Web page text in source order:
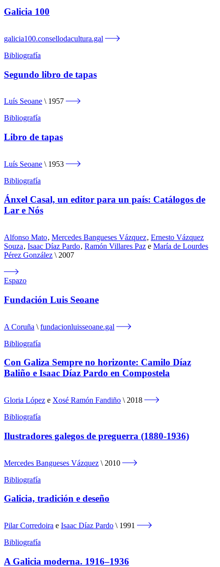
Galicia 100
galicia100.consellodacultura.gal
Bibliografía
Segundo libro de tapas
Luís Seoane
1957
Bibliografía
Libro de tapas
Luís Seoane
1953
Bibliografía
Ánxel Casal, un editor para un país: Catálogos de
Lar e Nós
Alfonso Mato, Mercedes Bangueses Vázquez, Ernesto Vázquez
Souza, Isaac Díaz Pardo, Ramón Villares Paz e María de Lourdes
Pérez González
2007
Espazo
Fundación Luis Seoane
A Coruña
fundacionluisseoane.gal
Bibliografía
Con Galiza Sempre no horizonte: Camilo Díaz
Baliño e Isaac Díaz Pardo en Compostela
Gloria López e Xosé Ramón Fandiño
2018
Bibliografía
Ilustradores galegos de preguerra (1880-1936)
Mercedes Bangueses Vázquez
2010
Bibliografía
Galicia, tradición e deseño
Pilar Corredoira e Isaac Díaz Pardo
1991
Bibliografía
A Galicia moderna. 1916–1936